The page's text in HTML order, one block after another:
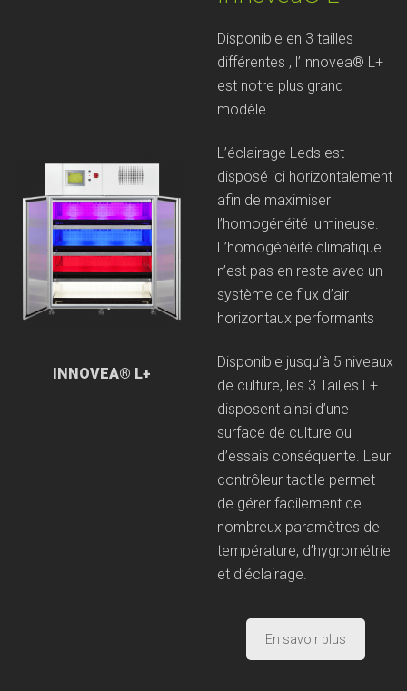
INNOVEA® L+
Disponible en 3 tailles
différentes , l’Innovea® L+
est notre plus grand
modèle.
L’éclairage Leds est
disposé ici horizontalement
afin de maximiser
l’homogénéité lumineuse.
L’homogénéité climatique
n’est pas en reste avec un
système de flux d’air
horizontaux performants
Disponible jusqu’à 5 niveaux
de culture, les 3 Tailles L+
disposent ainsi d’une
surface de culture ou
d’essais conséquente. Leur
contrôleur tactile permet
de gérer facilement de
nombreux paramètres de
température, d’hygrométrie
et d’éclairage.
En savoir plus